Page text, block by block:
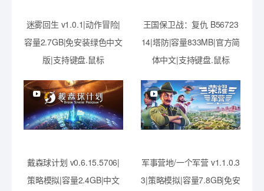
迷雾回生 v1.0.1|动作冒险|
容量2.7GB|免安装绿色中文
版|支持键盘.鼠标
王国保卫战：复仇 B56723
14|塔防|容量833MB|官方简
体中文|支持键盘.鼠标
戴森球计划 v0.6.15.5706|
策略模拟|容量2.4GB|中文
军事营地/一个军营 v1.1.0.3
3|策略模拟|容量7.8GB|免安